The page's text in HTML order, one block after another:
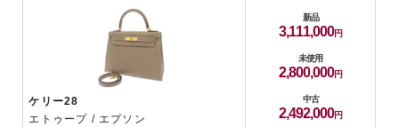
ケリー28
エトゥープ / エプソン
新品
3,111,000
未使用
2,800,000
中古
2,492,000